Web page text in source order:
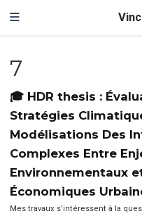
7
🎓 HDR thesis :
Stratégies
Modélisations Des
Complexes Entre
Environnementaux
Économiques
Mes travaux s’intéressent à la